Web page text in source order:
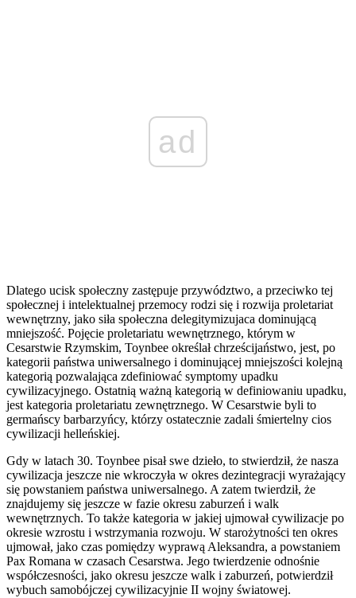
ad
Dlatego ucisk społeczny zastępuje przywództwo, a przeciwko tej
społecznej i intelektualnej przemocy rodzi się i rozwija proletariat
wewnętrzny, jako siła społeczna delegitymizujaca dominującą
mniejszość. Pojęcie proletariatu wewnętrznego, którym w
Cesarstwie Rzymskim, Toynbee określał chrześcijaństwo, jest, po
kategorii państwa uniwersalnego i dominującej mniejszości kolejną
kategorią pozwalająca zdefiniować symptomy upadku
cywilizacyjnego. Ostatnią ważną kategorią w definiowaniu upadku,
jest kategoria proletariatu zewnętrznego. W Cesarstwie byli to
germańscy barbarzyńcy, którzy ostatecznie zadali śmiertelny cios
cywilizacji helleńskiej.
Gdy w latach 30. Toynbee pisał swe dzieło, to stwierdził, że nasza
cywilizacja jeszcze nie wkroczyła w okres dezintegracji wyrażający
się powstaniem państwa uniwersalnego. A zatem twierdził, że
znajdujemy się jeszcze w fazie okresu zaburzeń i walk
wewnętrznych. To także kategoria w jakiej ujmował cywilizacje po
okresie wzrostu i wstrzymania rozwoju. W starożytności ten okres
ujmował, jako czas pomiędzy wyprawą Aleksandra, a powstaniem
Pax Romana w czasach Cesarstwa. Jego twierdzenie odnośnie
współczesności, jako okresu jeszcze walk i zaburzeń, potwierdził
wybuch samobójczej cywilizacyjnie II wojny światowej.